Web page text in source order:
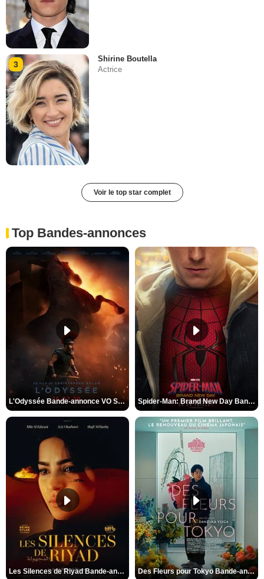
3
Shirine Boutella
Actrice
Voir le top star complet
Top Bandes-annonces
L'Odyssée Bande-annonce VO STFR Spider-Man: Brand New Day Bande-annonce VO STFR
Les Silences de Riyad Bande-annonce VO STFR Des Fleurs pour Tokyo Bande-annonce VO STFR